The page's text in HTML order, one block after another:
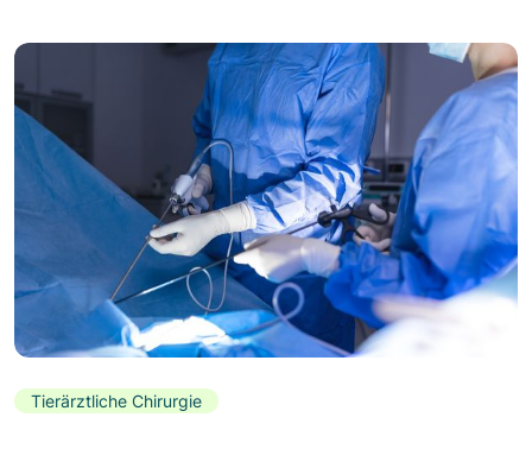
Tierärztliche Chirurgie